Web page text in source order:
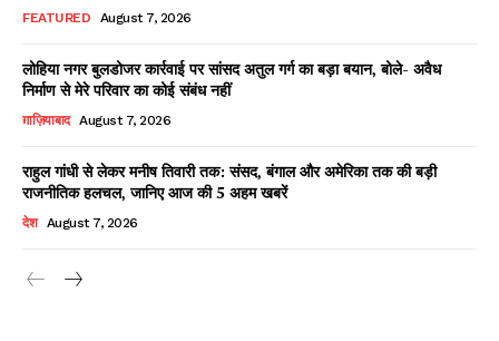
Facebook
X WhatsApp
Share
Read Latest News on AIN
FEATURED August 7, 2026
लोहिया नगर बुलडोजर कार्रवाई पर सांसद अतुल गर्ग का बड़ा बयान, बोले- अवैध
निर्माण से मेरे परिवार का कोई संबंध नहीं
ग़ाज़ियाबाद August 7, 2026
राहुल गांधी से लेकर मनीष तिवारी तक: संसद, बंगाल और अमेरिका तक की बड़ी
राजनीतिक हलचल, जानिए आज की 5 अहम खबरें
देश August 7, 2026